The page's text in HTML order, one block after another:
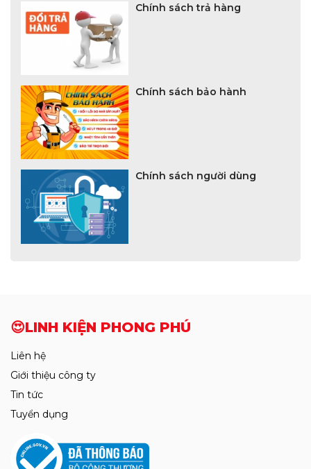
Chính sách trả hàng
Chính sách bảo hành
Chính sách người dùng
😍LINH KIỆN PHONG PHÚ
Liên hệ
Giới thiệu công ty
Tin tức
Tuyển dụng